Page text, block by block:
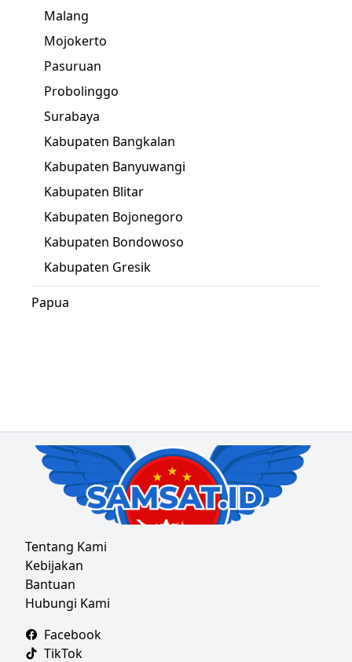
Malang
Mojokerto
Pasuruan
Probolinggo
Surabaya
Kabupaten Bangkalan
Kabupaten Banyuwangi
Kabupaten Blitar
Kabupaten Bojonegoro
Kabupaten Bondowoso
Kabupaten Gresik
Papua
Tentang Kami
Kebijakan
Bantuan
Hubungi Kami
Facebook
TikTok